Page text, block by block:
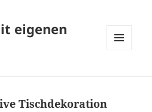
eigenen
Tischdekoration